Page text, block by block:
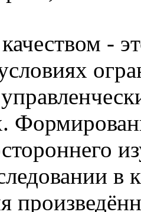
-
в